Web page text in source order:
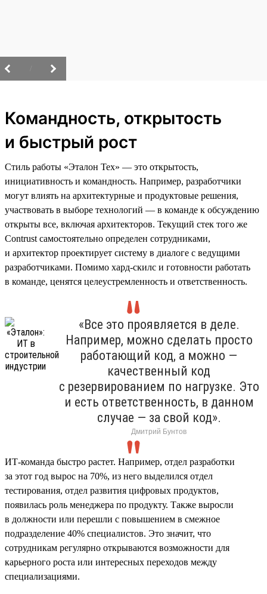
Командность, открытость
и быстрый рост
Стиль работы «Эталон Тех» — это открытость,
инициативность и командность. Например, разработчики
могут влиять на архитектурные и продуктовые решения,
участвовать в выборе технологий — в команде к обсуждению
открыты все, включая архитекторов. Текущий стек того же
Contrust самостоятельно определен сотрудниками,
и архитектор проектирует систему в диалоге с ведущими
разработчиками. Помимо хард-скилс и готовности работать
в команде, ценятся целеустремленность и ответственность.
«Все это проявляется в деле.
Например, можно сделать просто
работающий код, а можно —
качественный код
с резервированием по нагрузке. Это
и есть ответственность, в данном
случае — за свой код».
Дмитрий Бунтов
ИТ-команда быстро растет. Например, отдел разработки
за этот год вырос на 70%, из него выделился отдел
тестирования, отдел развития цифровых продуктов,
появилась роль менеджера по продукту. Также выросли
в должности или перешли с повышением в смежное
подразделение 40% специалистов. Это значит, что
сотрудникам регулярно открываются возможности для
карьерного роста или интересных переходов между
специализациями.